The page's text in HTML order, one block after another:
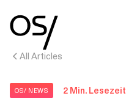
All Articles
OS/ NEWS 2 Min. Lesezeit